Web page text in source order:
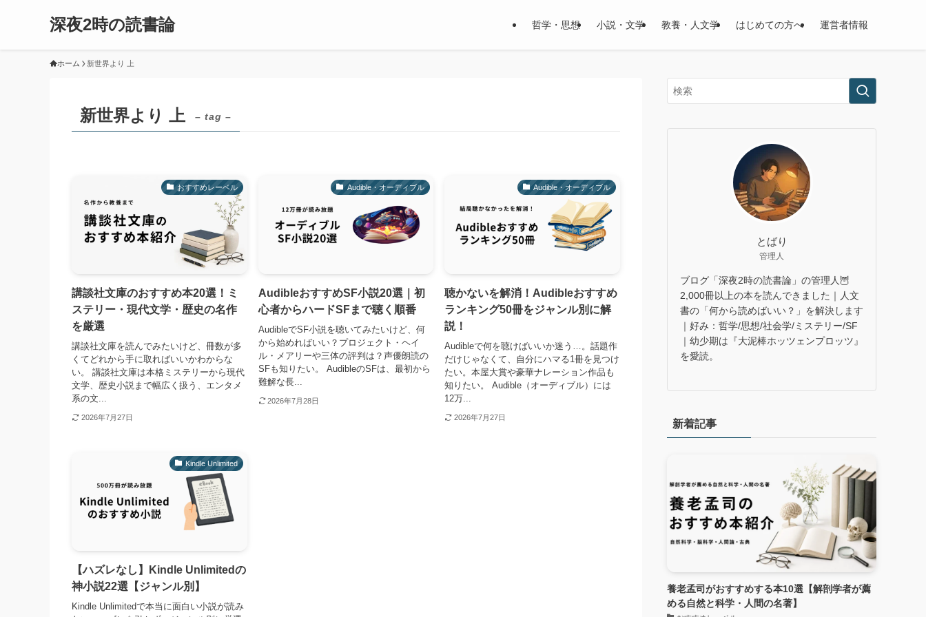
深夜2時の読書論 哲学・思想 小説・文学 教養・人文学 はじめての方へ 運営者情報
ホーム 新世界より 上
新世界より 上 – tag –
おすすめレーベル
講談社文庫のおすすめ本20選！ミ
ステリー・現代文学・歴史の名作
を厳選
講談社文庫を読んでみたいけど、冊数が多
くてどれから手に取ればいいかわからな
い。 講談社文庫は本格ミステリーから現代
文学、歴史小説まで幅広く扱う、エンタメ
系の文...
2026年7月27日
Audible・オーディブル
AudibleおすすめSF小説20選｜初
心者からハードSFまで聴く順番
AudibleでSF小説を聴いてみたいけど、何
から始めればいい？プロジェクト・ヘイ
ル・メアリーや三体の評判は？声優朗読の
SFも知りたい。 AudibleのSFは、最初から
難解な長...
2026年7月28日
Audible・オーディブル
聴かないを解消！Audibleおすすめ
ランキング50冊をジャンル別に解
説！
Audibleで何を聴けばいいか迷う…。話題作
だけじゃなくて、自分にハマる1冊を見つけ
たい。本屋大賞や豪華ナレーション作品も
知りたい。 Audible（オーディブル）には
12万...
2026年7月27日
Kindle Unlimited
【ハズレなし】Kindle Unlimitedの
神小説22選【ジャンル別】
Kindle Unlimitedで本当に面白い小説が読み
とばり
管理人
ブログ「深夜2時の読書論」の管理人🦉
2,000冊以上の本を読んできました｜人文
書の「何から読めばいい？」を解決します
｜好み：哲学/思想/社会学/ミステリー/SF
｜幼少期は『大泥棒ホッツェンプロッツ』
を愛読。
新着記事
養老孟司がおすすめする本10選【解剖学者が薦
める自然と科学・人間の名著】